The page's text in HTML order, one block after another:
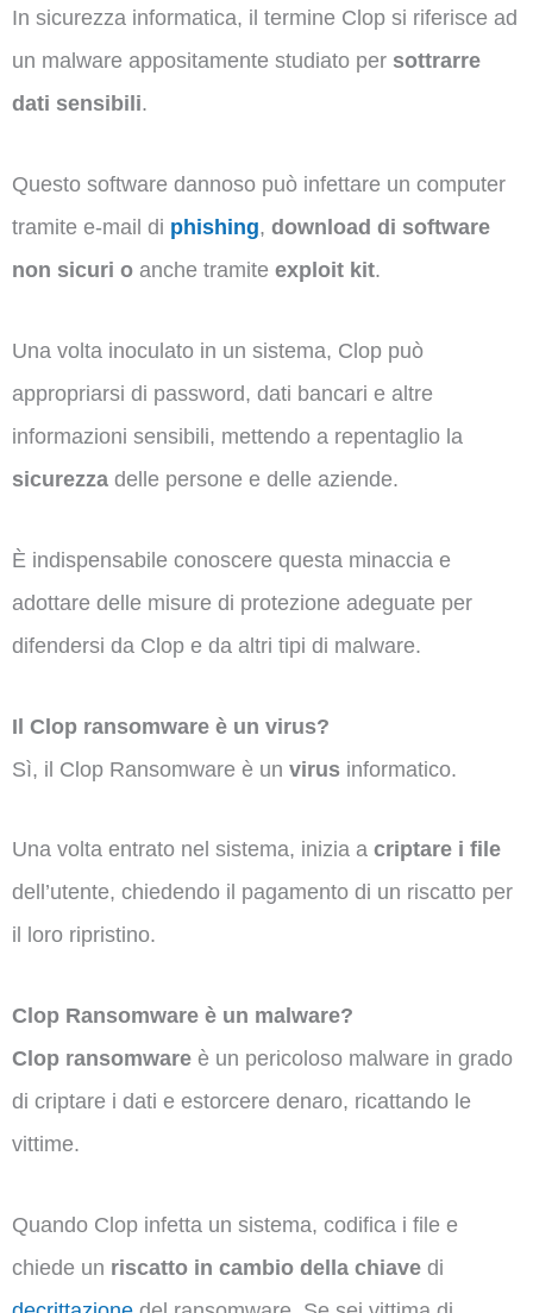
In sicurezza informatica, il termine Clop si riferisce ad
un malware appositamente studiato per sottrarre
dati sensibili.
Questo software dannoso può infettare un computer
tramite e-mail di phishing, download di software
non sicuri o anche tramite exploit kit.
Una volta inoculato in un sistema, Clop può
appropriarsi di password, dati bancari e altre
informazioni sensibili, mettendo a repentaglio la
sicurezza delle persone e delle aziende.
È indispensabile conoscere questa minaccia e
adottare delle misure di protezione adeguate per
difendersi da Clop e da altri tipi di malware.
Il Clop ransomware è un virus?
Sì, il Clop Ransomware è un virus informatico.
Una volta entrato nel sistema, inizia a criptare i file
dell’utente, chiedendo il pagamento di un riscatto per
il loro ripristino.
Clop Ransomware è un malware?
Clop ransomware è un pericoloso malware in grado
di criptare i dati e estorcere denaro, ricattando le
vittime.
Quando Clop infetta un sistema, codifica i file e
chiede un riscatto in cambio della chiave di